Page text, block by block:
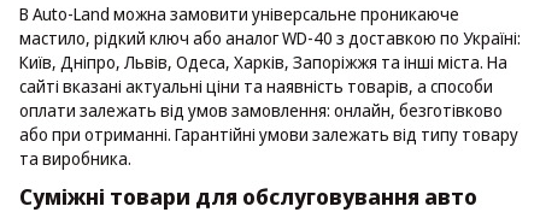
В Auto-Land можна замовити універсальне проникаюче
мастило, рідкий ключ або аналог WD-40 з доставкою по Україні:
Київ, Дніпро, Львів, Одеса, Харків, Запоріжжя та інші міста. На
сайті вказані актуальні ціни та наявність товарів, а способи
оплати залежать від умов замовлення: онлайн, безготівково
або при отриманні. Гарантійні умови залежать від типу товару
та виробника.
Суміжні товари для обслуговування авто